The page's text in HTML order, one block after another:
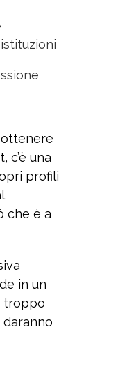
c’è una
profili
che è a
in un
troppo